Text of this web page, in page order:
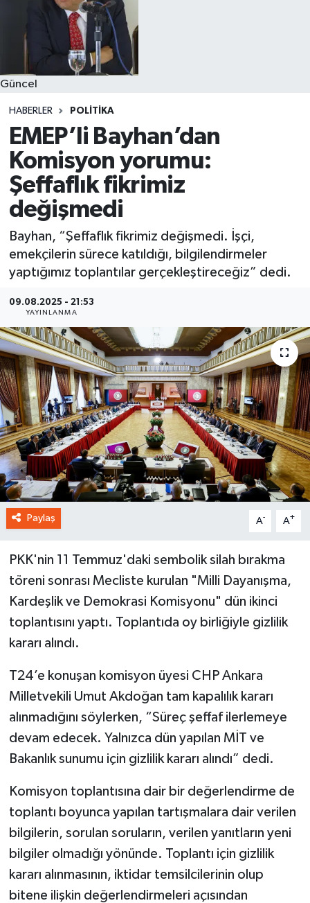
Güncel
HABERLER POLITIKA
EMEP’li Bayhan’dan
Komisyon yorumu:
Şeffaflık fikrimiz
değişmedi
Bayhan, “Şeffaflık fikrimiz değişmedi. İşçi,
emekçilerin sürece katıldığı, bilgilendirmeler
yaptığımız toplantılar gerçekleştireceğiz” dedi.
09.08.2025 - 21:53
YAYINLANMA
Paylaş A- A+
PKK'nin 11 Temmuz'daki sembolik silah bırakma
töreni sonrası Mecliste kurulan "Milli Dayanışma,
Kardeşlik ve Demokrasi Komisyonu" dün ikinci
toplantısını yaptı. Toplantıda oy birliğiyle gizlilik
kararı alındı.
T24’e konuşan komisyon üyesi CHP Ankara
Milletvekili Umut Akdoğan tam kapalılık kararı
alınmadığını söylerken, “Süreç şeffaf ilerlemeye
devam edecek. Yalnızca dün yapılan MİT ve
Bakanlık sunumu için gizlilik kararı alındı” dedi.
Komisyon toplantısına dair bir değerlendirme de
toplantı boyunca yapılan tartışmalara dair verilen
bilgilerin, sorulan soruların, verilen yanıtların yeni
bilgiler olmadığı yönünde. Toplantı için gizlilik
kararı alınmasının, iktidar temsilcilerinin olup
bitene ilişkin değerlendirmeleri açısından